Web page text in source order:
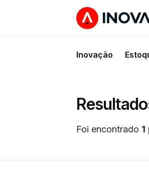
Inovação
Foi encontrado 1